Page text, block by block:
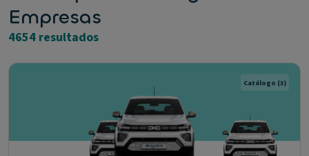
Empresas
4654 resultados
Catálogo (3)